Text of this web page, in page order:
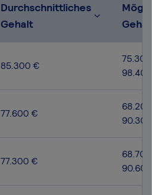
Durchschnittliches
Gehalt
85.300 €
77.600 €
77.300 €